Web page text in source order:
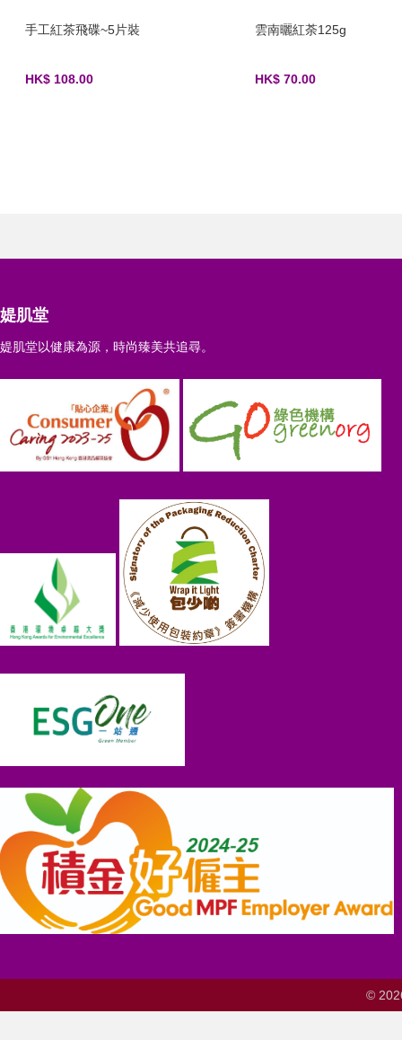
手工紅茶飛碟~5片裝
HK$ 108.00
雲南曬紅荼125g
HK$ 70.00
媞肌堂
媞肌堂以健康為源，時尚臻美共追尋。
©